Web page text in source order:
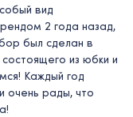
вид
2 года назад,
был сделан в
из юбки и
Каждый год
очень рады, что